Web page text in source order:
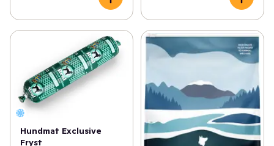
Hundmat Exclusive
Fryst